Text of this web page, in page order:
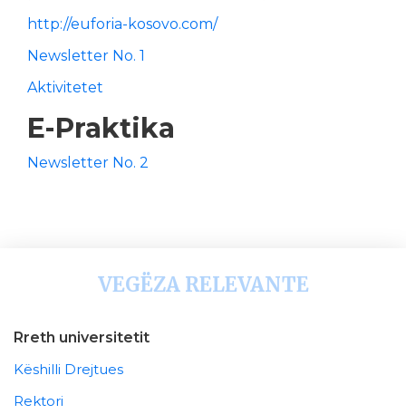
http://euforia-kosovo.com/
Newsletter No. 1
Aktivitetet
E-Praktika
Newsletter No. 2
VEGËZA RELEVANTE
Rreth universitetit
Këshilli Drejtues
Rektori